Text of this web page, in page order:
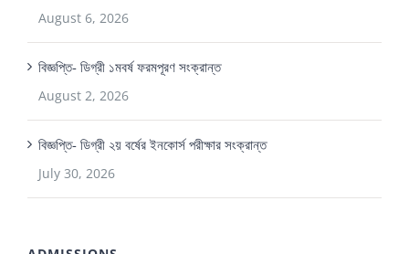
August 6, 2026
বিজ্ঞপ্তি- ডিগ্রী ১মবর্ষ ফরমপূরণ সংক্রান্ত
August 2, 2026
বিজ্ঞপ্তি- ডিগ্রী ২য় বর্ষের ইনকোর্স পরীক্ষার সংক্রান্ত
July 30, 2026